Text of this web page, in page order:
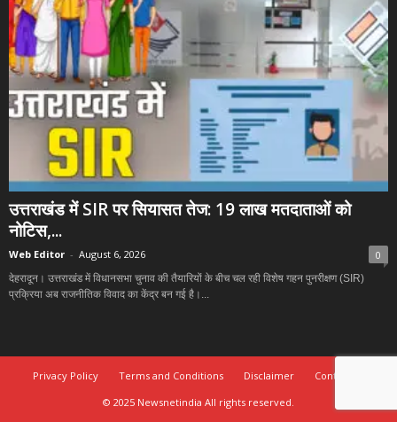
उत्तराखंड में SIR पर सियासत तेज: 19 लाख मतदाताओं को
नोटिस,...
Web Editor - August 6, 2026 0
देहरादून। उत्तराखंड में विधानसभा चुनाव की तैयारियों के बीच चल रही विशेष गहन पुनरीक्षण (SIR)
प्रक्रिया अब राजनीतिक विवाद का केंद्र बन गई है।...
Privacy Policy Terms and Conditions Disclaimer
Contact Us
© 2025 Newsnetindia All rights reserved.